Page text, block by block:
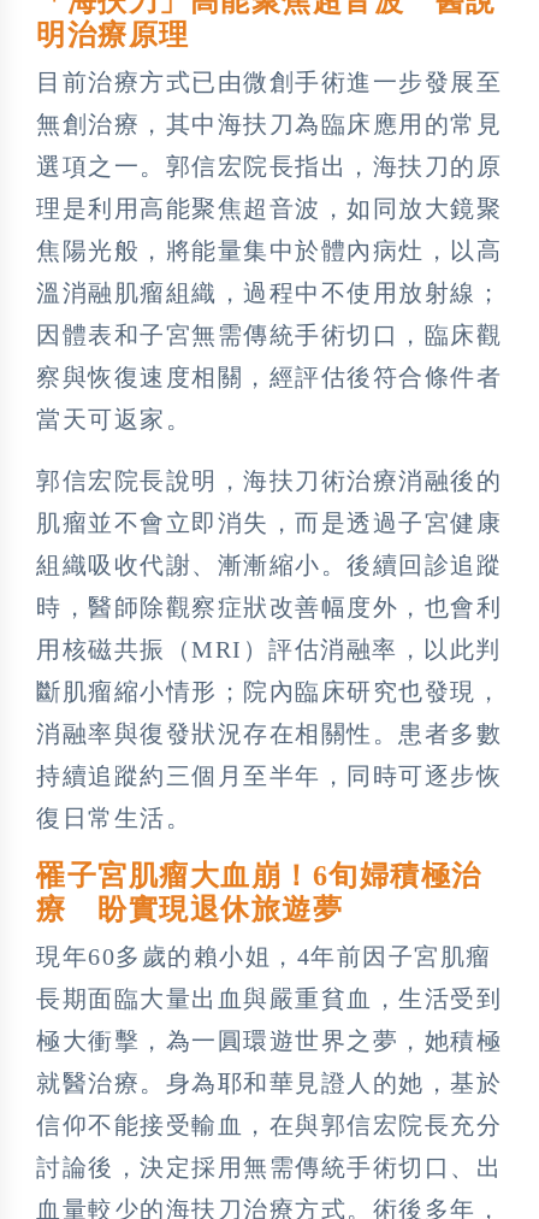
明治療原理
目前治療方式已由微創手術進一步發展至
無創治療，其中海扶刀為臨床應用的常見
選項之一。郭信宏院長指出，海扶刀的原
理是利用高能聚焦超音波，如同放大鏡聚
焦陽光般，將能量集中於體內病灶，以高
溫消融肌瘤組織，過程中不使用放射線；
因體表和子宮無需傳統手術切口，臨床觀
察與恢復速度相關，經評估後符合條件者
當天可返家。
郭信宏院長說明，海扶刀術治療消融後的
肌瘤並不會立即消失，而是透過子宮健康
組織吸收代謝、漸漸縮小。後續回診追蹤
時，醫師除觀察症狀改善幅度外，也會利
用核磁共振（MRI）評估消融率，以此判
斷肌瘤縮小情形；院內臨床研究也發現，
消融率與復發狀況存在相關性。患者多數
持續追蹤約三個月至半年，同時可逐步恢
復日常生活。
罹子宮肌瘤大血崩！6旬婦積極治
療 盼實現退休旅遊夢
現年60多歲的賴小姐，4年前因子宮肌瘤
長期面臨大量出血與嚴重貧血，生活受到
極大衝擊，為一圓環遊世界之夢，她積極
就醫治療。身為耶和華見證人的她，基於
信仰不能接受輸血，在與郭信宏院長充分
討論後，決定採用無需傳統手術切口、出
血量較少的海扶刀治療方式。術後多年，